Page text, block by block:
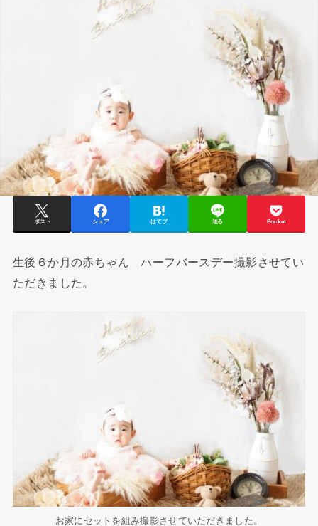
ポスト シェア はてブ 送る Pocket
生後６か月の赤ちゃん ハーフバースデー撮影させてい
ただきました。
お家にセットを組み撮影させていただきました。